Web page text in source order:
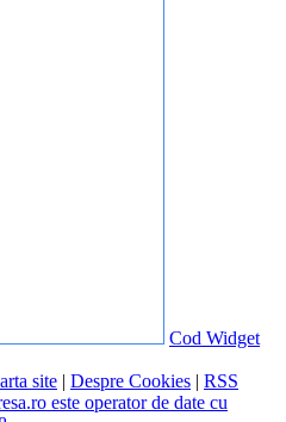
Cod Widget
site | Despre Cookies | RSS
este operator de date cu